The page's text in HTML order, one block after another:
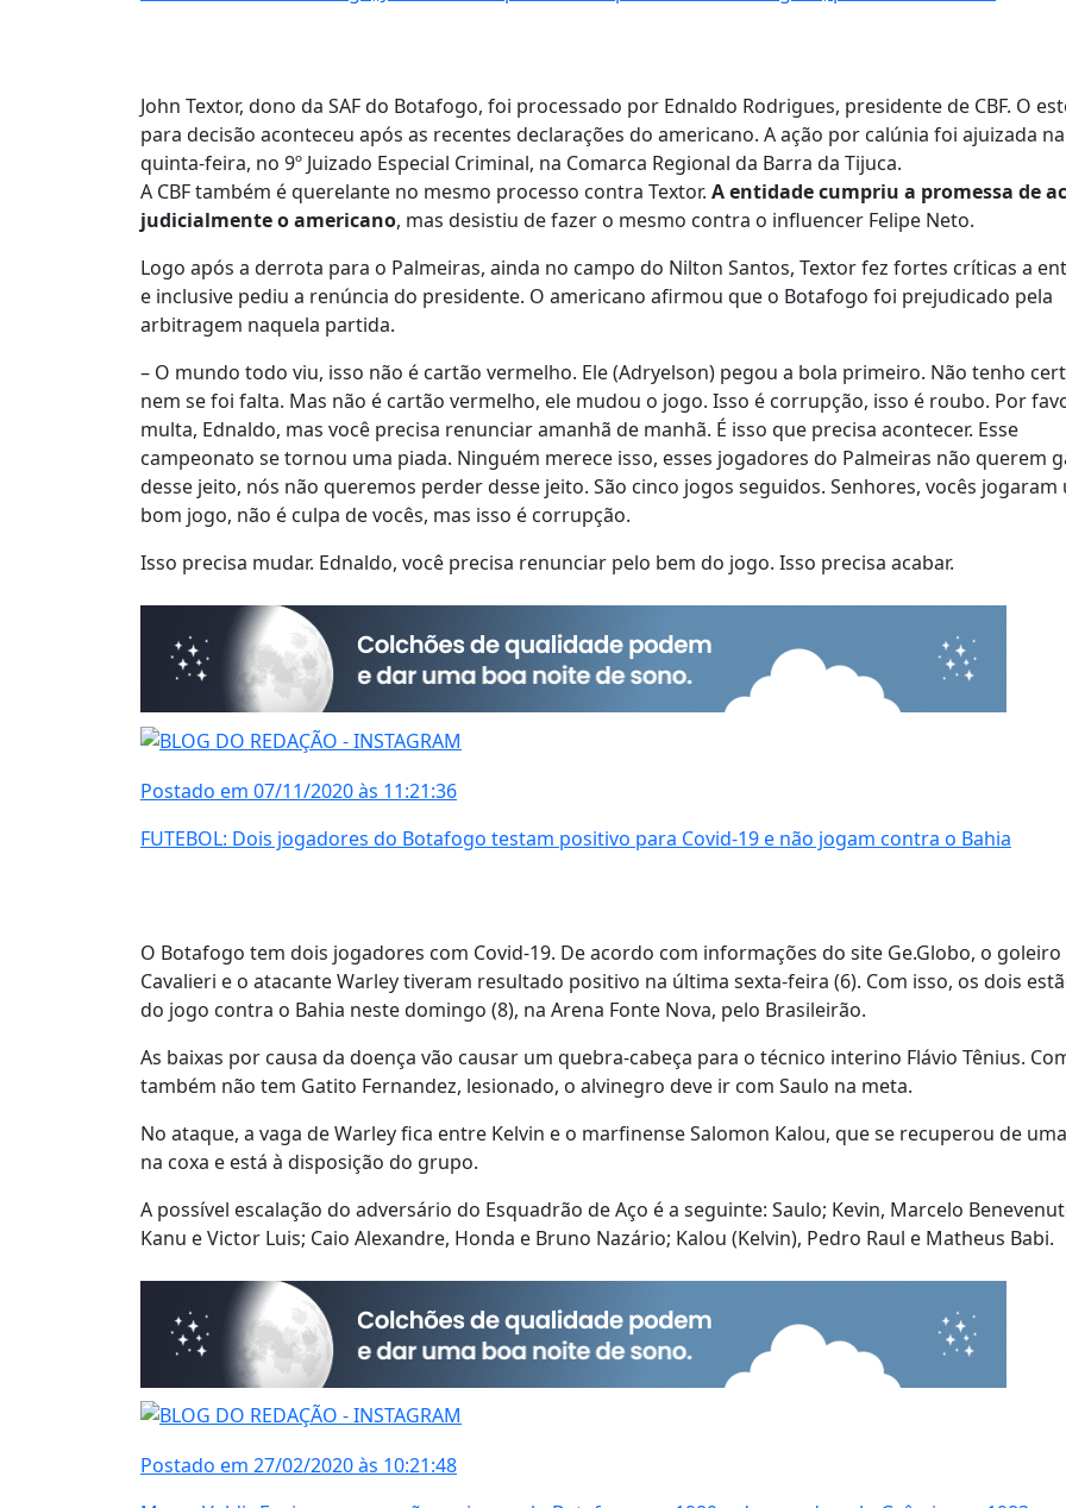
John Textor, dono da SAF do Botafogo, foi processado por Ednaldo Rodrigues, presidente de CBF. O
para decisão aconteceu após as recentes declarações do americano. A ação por calúnia foi ajuizada na
quinta-feira, no 9º Juizado Especial Criminal, na Comarca Regional da Barra da Tijuca.
A CBF também é querelante no mesmo processo contra Textor. A entidade cumpriu a promessa de
judicialmente o americano, mas desistiu de fazer o mesmo contra o influencer Felipe Neto.
Logo após a derrota para o Palmeiras, ainda no campo do Nilton Santos, Textor fez fortes críticas a
e inclusive pediu a renúncia do presidente. O americano afirmou que o Botafogo foi prejudicado pela
arbitragem naquela partida.
– O mundo todo viu, isso não é cartão vermelho. Ele (Adryelson) pegou a bola primeiro. Não tenho
nem se foi falta. Mas não é cartão vermelho, ele mudou o jogo. Isso é corrupção, isso é roubo. Por
multa, Ednaldo, mas você precisa renunciar amanhã de manhã. É isso que precisa acontecer. Esse
campeonato se tornou uma piada. Ninguém merece isso, esses jogadores do Palmeiras não querem
desse jeito, nós não queremos perder desse jeito. São cinco jogos seguidos. Senhores, vocês jogaram
bom jogo, não é culpa de vocês, mas isso é corrupção.
Isso precisa mudar. Ednaldo, você precisa renunciar pelo bem do jogo. Isso precisa acabar.
Postado em 07/11/2020 às 11:21:36
FUTEBOL: Dois jogadores do Botafogo testam positivo para Covid-19 e não jogam contra o Bahia
O Botafogo tem dois jogadores com Covid-19. De acordo com informações do site Ge.Globo, o goleiro
Cavalieri e o atacante Warley tiveram resultado positivo na última sexta-feira (6). Com isso, os dois
do jogo contra o Bahia neste domingo (8), na Arena Fonte Nova, pelo Brasileirão.
As baixas por causa da doença vão causar um quebra-cabeça para o técnico interino Flávio Tênius.
também não tem Gatito Fernandez, lesionado, o alvinegro deve ir com Saulo na meta.
No ataque, a vaga de Warley fica entre Kelvin e o marfinense Salomon Kalou, que se recuperou de
na coxa e está à disposição do grupo.
A possível escalação do adversário do Esquadrão de Aço é a seguinte: Saulo; Kevin, Marcelo
Kanu e Victor Luis; Caio Alexandre, Honda e Bruno Nazário; Kalou (Kelvin), Pedro Raul e Matheus Babi.
Postado em 27/02/2020 às 10:21:48